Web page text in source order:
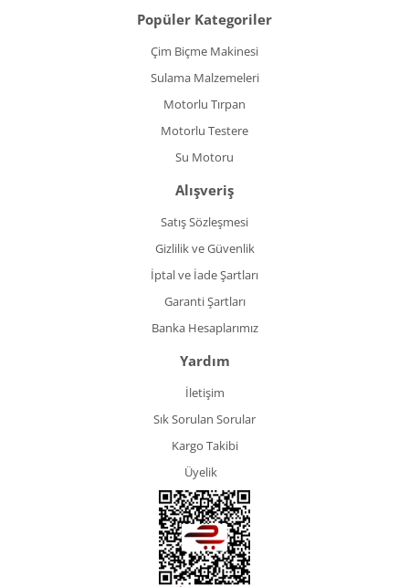
Popüler Kategoriler
Çim Biçme Makinesi
Sulama Malzemeleri
Motorlu Tırpan
Motorlu Testere
Su Motoru
Alışveriş
Satış Sözleşmesi
Gizlilik ve Güvenlik
İptal ve İade Şartları
Garanti Şartları
Banka Hesaplarımız
Yardım
İletişim
Sık Sorulan Sorular
Kargo Takibi
Üyelik